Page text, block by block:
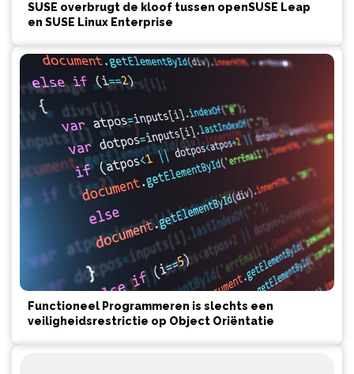
SUSE overbrugt de kloof tussen openSUSE Leap
en SUSE Linux Enterprise
Functioneel Programmeren is slechts een
veiligheidsrestrictie op Object Oriëntatie